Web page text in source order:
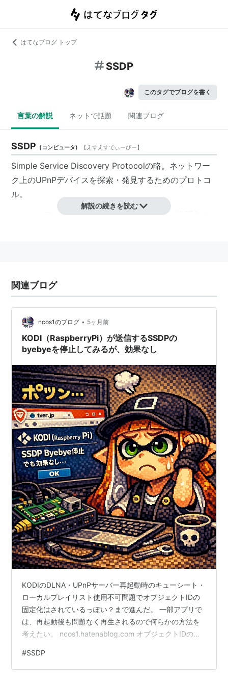
はてなブログ トップ
SSDP
このタグでブログを書く
言葉の解説 ネットで話題 関連ブログ
SSDP (コンピュータ) 【 えすえすでぃーぴー】
Simple Service Discovery Protocolの略。ネットワー
ク上のUPnPデバイスを探索・発見するためのプロトコ
ル。
このキーワードは編集待ちキーワードです。 説明文の
解説の続きを読む
関連ブログ
ncos1のブログ • 5ヶ月前
KODI（RaspberryPi）が送信するSSDPの
byebyeを停止してみるが、効果なし
KODIのDLNA・UPnPサーバー再起動時のキューシート・
ローカルプレイリスト使用不可問題でオブジェクトIDの
固定化はされているっぽい？まで進んだ。 一部アプリで
は、再起動後も問題なく再生されるので何らかの方法を
考えたい。 ncos1.hatenablog.com オブジェクトIDの固
送信されて別のサーバーとして再認識されている？（ク
ラッシュした場合も送られるのかは不明、以前クラッシ
#SSDP